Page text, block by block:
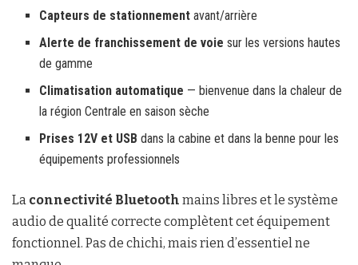
Capteurs de stationnement avant/arrière
Alerte de franchissement de voie sur les versions hautes
de gamme
Climatisation automatique — bienvenue dans la chaleur de
la région Centrale en saison sèche
Prises 12V et USB dans la cabine et dans la benne pour les
équipements professionnels
La connectivité Bluetooth mains libres et le système
audio de qualité correcte complètent cet équipement
fonctionnel. Pas de chichi, mais rien d’essentiel ne